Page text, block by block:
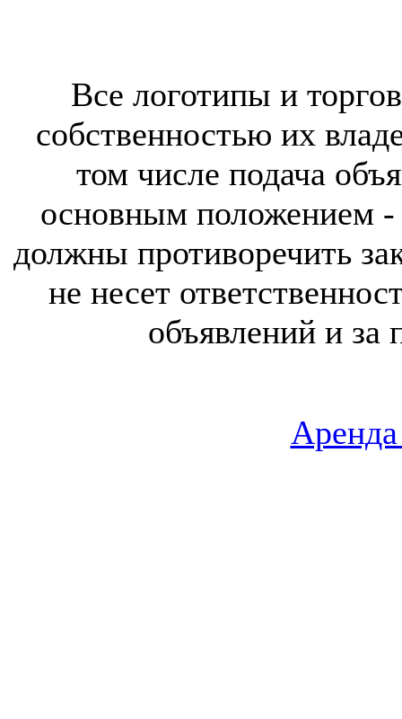
Все логотипы и
собственностью их
том числе подача
основным положением -
должны противоречить
не несет
объявлений и за